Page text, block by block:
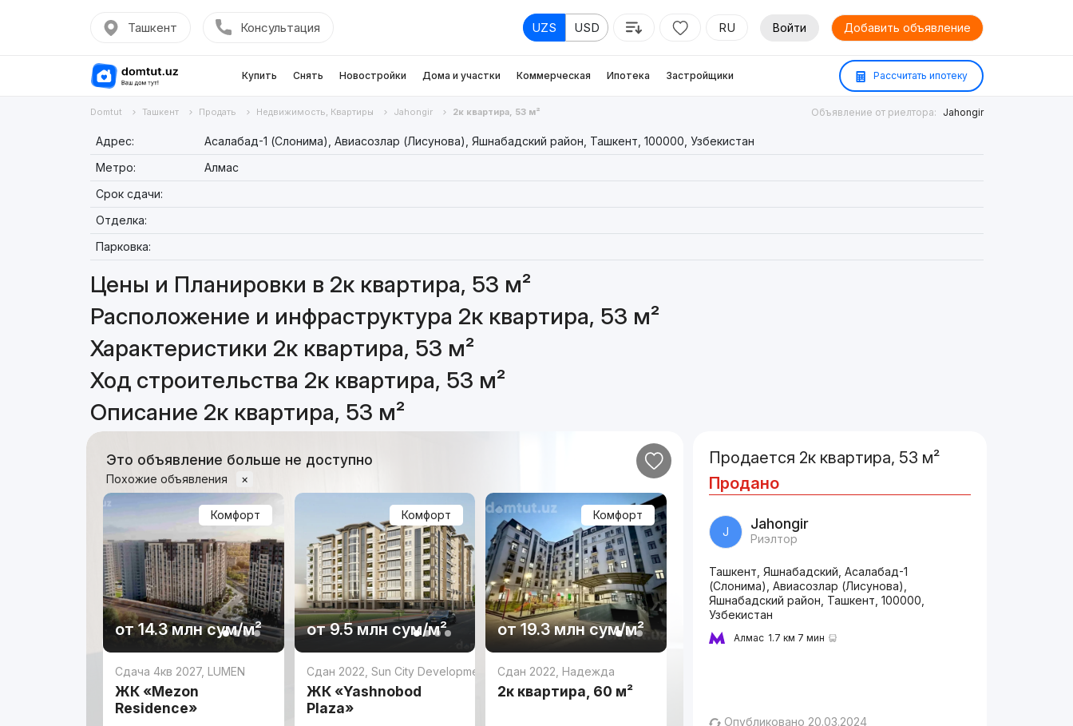
Ташкент Консультация UZS USD RU Войти Добавить объявление
Купить Снять Новостройки Дома и участки Коммерческая Ипотека Застройщики Рассчитать ипотеку
Domtut Ташкент Продать Недвижимость, Квартиры Jahongir 2к квартира, 53 м² Объявление от риелтора: Jahongir
Адрес:
Асалабад-1 (Слонима), Авиасозлар (Лисунова), Яшнабадский район, Ташкент, 100000, Узбекистан
Метро:
Алмас
Срок сдачи:
Отделка:
Парковка:
Цены и Планировки в 2к квартира, 53 м²
Расположение и инфраструктура 2к квартира, 53 м²
Характеристики 2к квартира, 53 м²
Ход строительства 2к квартира, 53 м²
Описание 2к квартира, 53 м²
Это объявление больше не доступно
Похожие объявления ×
Комфорт
от14.3 млн сум/м²
Сдача 4кв 2027, LUMEN
ЖК «Mezon
Residence»
Комфорт
от9.5 млн сум/м²
Сдан 2022 Sun City Development
ЖК «Yashnobod
Plaza»
Комфорт
от19.3 млн сум/м²
Сдан 2022 Надежда
2к квартира, 60 м²
Продается 2к квартира, 53 м²
Продано
J Jahongir
Риэлтор
Ташкент, Яшнабадский, Асалабад-1
(Слонима), Авиасозлар (Лисунова),
Яшнабадский район, Ташкент, 100000,
Узбекистан
Алмас 1.7 км 7 мин
Опубликовано 20.03.2024